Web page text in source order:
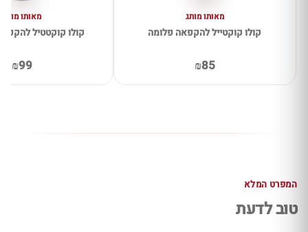
מאותו מותג
קולו קוקטייל להקפאה פלומה
₪85
מאותו מותג
קולו קוקטטיל להקפאה
₪99
המפרט המלא
טוב לדעת